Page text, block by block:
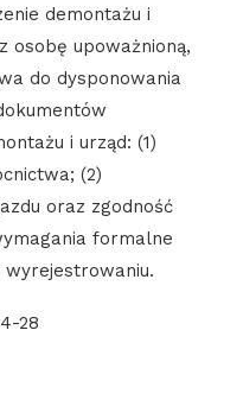
demontażu i
osobę upoważnioną,
do dysponowania
i urząd: (1)
(2)
oraz zgodność
formalne
28